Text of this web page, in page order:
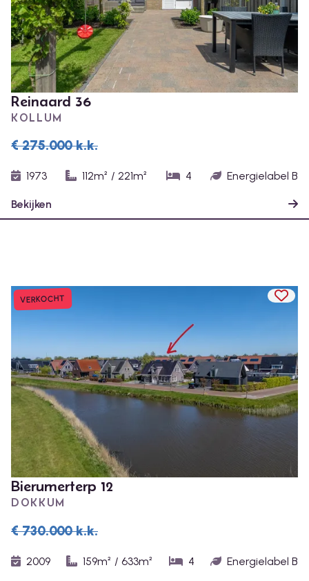
Reinaard 36
KOLLUM
€ 275.000k.k.
1973 112m² / 221m² 4 Energielabel B
Bekijken
VERKOCHT
Bierumerterp 12
DOKKUM
€ 730.000k.k.
2009 159m² / 633m² 4 Energielabel B